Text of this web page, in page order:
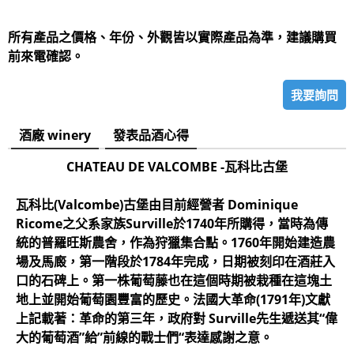
所有產品之價格、年份、外觀皆以實際產品為準，建議購買
前來電確認。
我要詢問
酒廠 winery
發表品酒心得
CHATEAU DE VALCOMBE -瓦科比古堡
瓦科比(Valcombe)古堡由目前經營者 Dominique
Ricome之父系家族Surville於1740年所購得，當時為傳
統的普羅旺斯農舍，作為狩獵集合點。1760年開始建造農
場及馬廄，第一階段於1784年完成，日期被刻印在酒莊入
口的石碑上。第一株葡萄藤也在這個時期被栽種在這塊土
地上並開始葡萄園豐富的歷史。法國大革命(1791年)文獻
上記載著：革命的第三年，政府對 Surville先生遞送其“偉
大的葡萄酒”給”前線的戰士們“表達感謝之意。